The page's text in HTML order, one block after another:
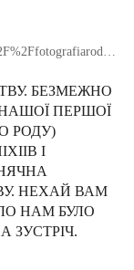
БЕЗМЕЖНО
ПЕРШОЇ
РОДУ)
І
НЕХАЙ ВАМ
НАМ БУЛО
ЗУСТРІЧ.